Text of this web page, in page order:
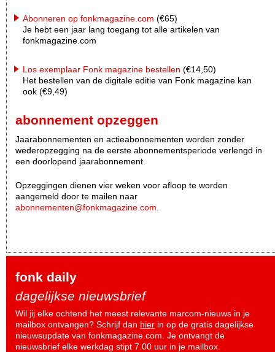
Abonneren op fonkmagazine.com (€65)
Je hebt een jaar lang toegang tot alle artikelen van
fonkmagazine.com
Los exemplaar Fonk magazine bestellen (€14,50)
Het bestellen van de digitale editie van Fonk magazine kan
ook (€9,49)
abonnement opzeggen
Jaarabonnementen en actieabonnementen worden zonder
wederopzegging na de eerste abonnementsperiode verlengd in
een doorlopend jaarabonnement.
Opzeggingen dienen vier weken voor afloop te worden
aangemeld door te mailen naar
abonnementen@fonkmagazine.com
fonk daily
dagelijkse nieuwsbrief
Wil jij elke ochtend het meest relevante marcom-nieuws in je
mailbox ontvangen? Schrijf dan hier in op de gratis dagelijkse
nieuwsupdate van fonkmagazine.com. Je ontvangt de
nieuwsbrief elke werkdag stipt 7.00 uur in je mailbox.